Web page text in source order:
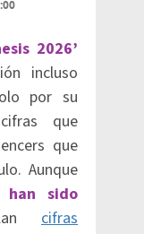
2026’
incluso
por su
que
que
Aunque
han sido
cifras